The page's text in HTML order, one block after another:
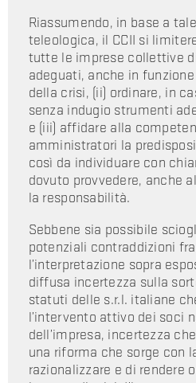
Riassumendo, in base a
teleologica, il CCII si
tutte le imprese collettive
adeguati, anche in
della crisi, (ii) ordinare, in
senza indugio strumenti
e (iii) affidare alla
amministratori la
così da individuare con
dovuto provvedere, anche
la responsabilità.
Sebbene sia possibile
potenziali contraddizioni
l’interpretazione sopra
diffusa incertezza sulla
statuti delle s.r.l. italiane
l’intervento attivo dei soci
dell’impresa, incertezza
una riforma che sorge con
razionalizzare e di rendere